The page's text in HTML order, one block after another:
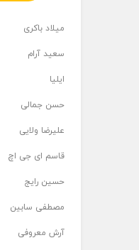
میلاد باکری
سعید آرام
ایلیا
حسن جمالی
علیرضا ولایی
قاسم ای جی اچ
حسین رایج
مصطفی سابین
آرش معروفی